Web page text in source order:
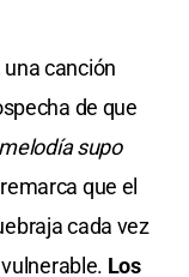
canción
de que
supo
que el
cada vez
Los